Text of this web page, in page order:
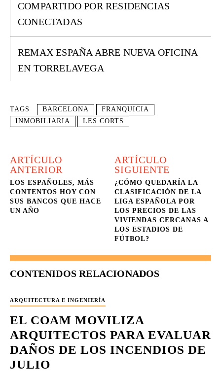
COMPARTIDO POR RESIDENCIAS
CONECTADAS
REMAX ESPAÑA ABRE NUEVA OFICINA
EN TORRELAVEGA
TAGS BARCELONA
FRANQUICIA
INMOBILIARIA
LES CORTS
ARTÍCULO
ANTERIOR
LOS ESPAÑOLES, MÁS
CONTENTOS HOY CON
SUS BANCOS QUE HACE
UN AÑO
ARTÍCULO
SIGUIENTE
¿CÓMO QUEDARÍA LA
CLASIFICACIÓN DE LA
LIGA ESPAÑOLA POR
LOS PRECIOS DE LAS
VIVIENDAS CERCANAS A
LOS ESTADIOS DE
FÚTBOL?
CONTENIDOS RELACIONADOS
ARQUITECTURA E INGENIERÍA
EL COAM MOVILIZA
ARQUITECTOS PARA EVALUAR
DAÑOS DE LOS INCENDIOS DE
JULIO